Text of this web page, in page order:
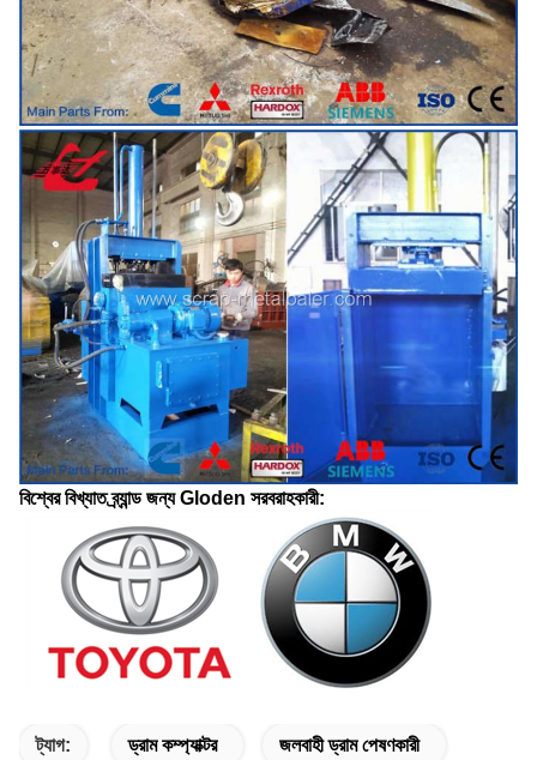
বিশ্বের বিখ্যাত ব্র্যান্ড জন্য Gloden সরবরাহকারী:
ট্যাগ: ড্রাম কম্প্যাক্টর জলবাহী ড্রাম পেষণকারী